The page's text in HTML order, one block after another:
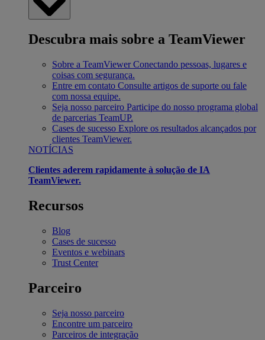
Descubra mais sobre a TeamViewer
Sobre a TeamViewer Conectando pessoas, lugares e
coisas com segurança.
Entre em contato Consulte artigos de suporte ou fale
com nossa equipe.
Seja nosso parceiro Participe do nosso programa global
de parcerias TeamUP.
Cases de sucesso Explore os resultados alcançados por
clientes TeamViewer.
NOTÍCIAS
Clientes aderem rapidamente à solução de IA
TeamViewer.
Recursos
Blog
Cases de sucesso
Eventos e webinars
Trust Center
Parceiro
Seja nosso parceiro
Encontre um parceiro
Parceiros de integração